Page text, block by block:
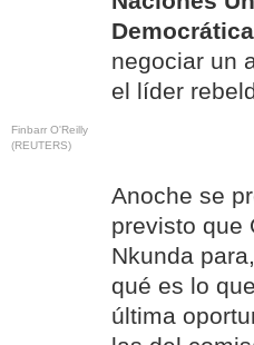
negociar un
el líder
Finbarr O'Reilly
(REUTERS)
Anoche se
previsto que
Nkunda
qué es lo
última